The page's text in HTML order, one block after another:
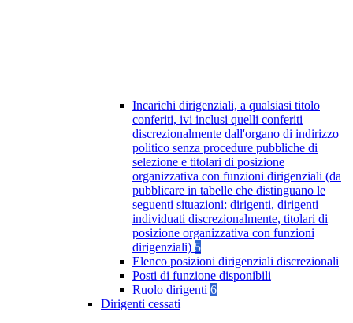
Incarichi dirigenziali, a qualsiasi titolo
conferiti, ivi inclusi quelli conferiti
discrezionalmente dall'organo di indirizzo
politico senza procedure pubbliche di
selezione e titolari di posizione
organizzativa con funzioni dirigenziali (da
pubblicare in tabelle che distinguano le
seguenti situazioni: dirigenti, dirigenti
individuati discrezionalmente, titolari di
posizione organizzativa con funzioni
dirigenziali) 5
Elenco posizioni dirigenziali discrezionali
Posti di funzione disponibili
Ruolo dirigenti 6
Dirigenti cessati